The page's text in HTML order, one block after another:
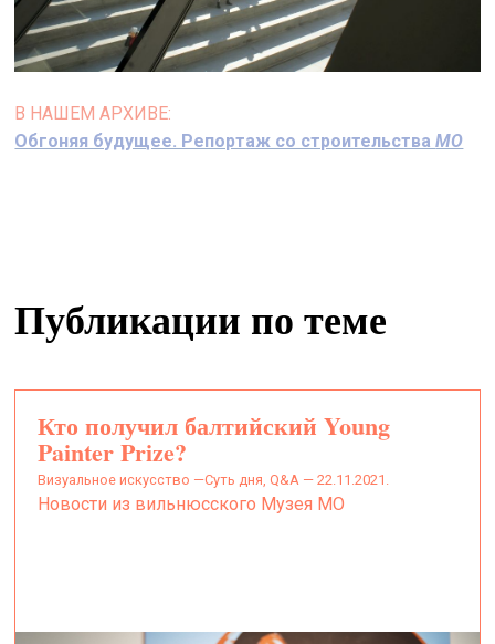
В НАШЕМ АРХИВЕ:
Обгоняя будущее. Репортаж со строительстваMO
Публикации по теме
Кто получил балтийский Young
Painter Prize?
визуальное искусство —Суть дня, Q&A — 22.11.2021.
Новости из вильнюсского Музея МО